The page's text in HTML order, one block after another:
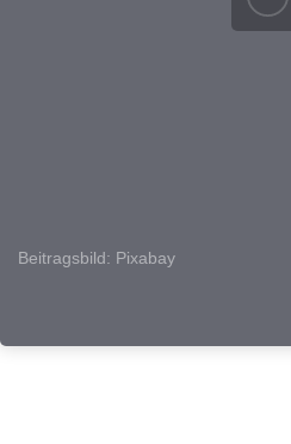
Beitragsbild: Pixabay